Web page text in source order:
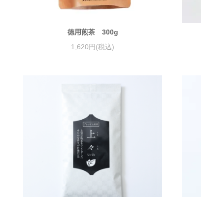
徳用煎茶 300g
1,620円(税込)